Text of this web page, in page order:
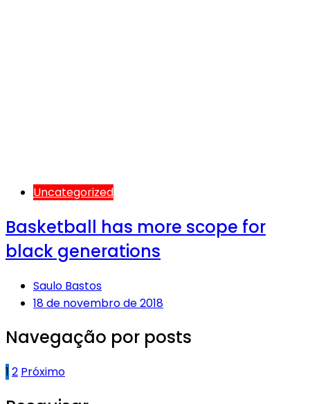
Uncategorized
Basketball has more scope for
black generations
Saulo Bastos
18 de novembro de 2018
Navegação por posts
1 2 Próximo